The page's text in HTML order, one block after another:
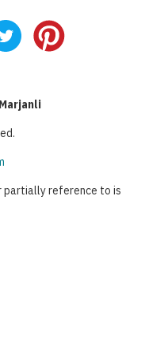
partially reference to is